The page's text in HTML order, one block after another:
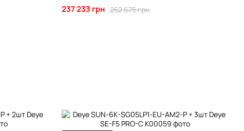
252 675 грн
237 233 грн